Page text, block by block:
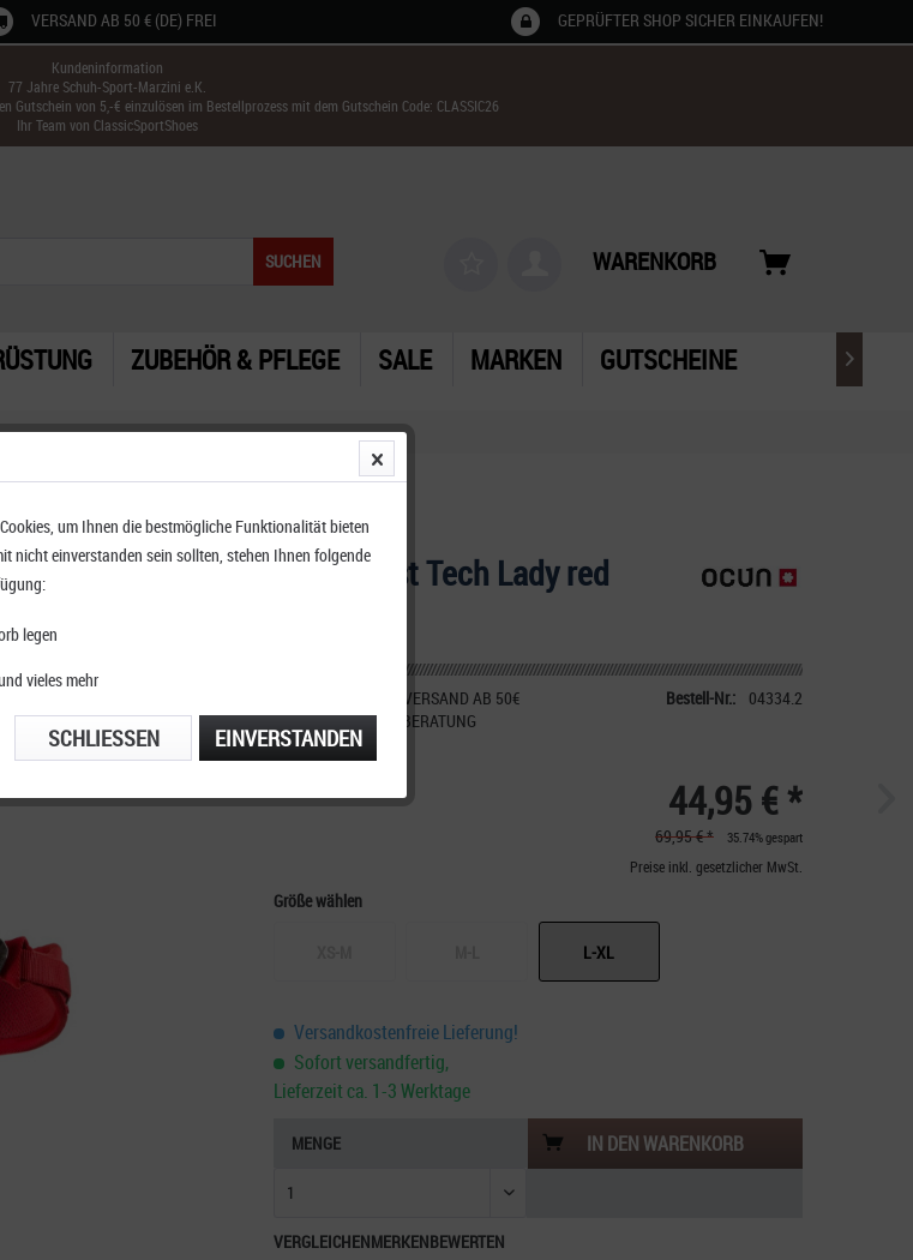
VERSAND AB 50 € (DE) FREI GEPRÜFTER SHOP SICHER EINKAUFEN!
Kundeninformation
77 Jahre Schuh-Sport-Marzini e.K.
Gutschein von 5,-€ einzulösen im Bestellprozess mit dem Gutschein Code: CLASSIC26
Ihr Team von ClassicSportShoes
SUCHEN WARENKORB
ZUBEHÖR & PFLEGE SALE MARKEN GUTSCHEINE 
Ocun Twist Tech Lady red
KOSTENFREIER VERSAND AB 50€
TELEFONISCHE BERATUNG
Bestell-Nr.: 04334.2
44,95 € *
69,95 € * 35.74% gespart
Preise inkl. gesetzlicher MwSt.
Größe wählen
L-XL
Versandkostenfreie Lieferung!
Sofort versandfertig,
Lieferzeit ca. 1-3 Werktage
MENGE IN DENWARENKORB
VERGLEICHENMERKENBEWERTEN
um Ihnen die bestmögliche Funktionalität bieten
nicht einverstanden sein sollten, stehen Ihnen folgende
legen
vieles mehr
EINVERSTANDEN
SCHLIESSEN